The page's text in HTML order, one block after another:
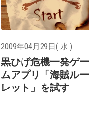
2009年04月29日( 水 )
黒ひげ危機一発ゲー
ムアプリ「海賊ルー
レット」を試す